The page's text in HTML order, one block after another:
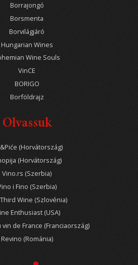
Borrajongó
Borsmenta
Borvilágjáró
Hungarian Wines
Wine Souls
VinCE
BORIGO
Borföldrajz
Olvassuk
(Horvátország)
(Horvátország)
Vino.rs (Szerbia)
i Fino (Szerbia)
Wine (Szlovénia)
Enthusiast (USA)
vin de France (Franciaország)
Revino (Románia)